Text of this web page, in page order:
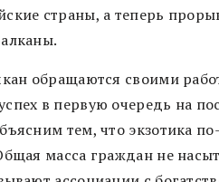
страны, а теперь
обращаются своими
в первую очередь на
тем, что экзотика
масса граждан не